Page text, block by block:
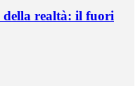
della realtà: il fuori